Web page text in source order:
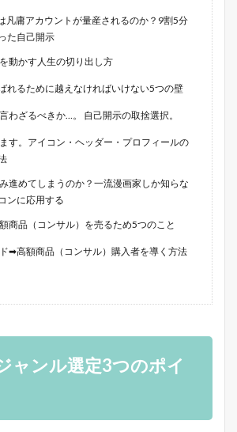
凡庸アカウントが量産されるのか？9割5分
た自己開示
動かす人生の切り出し方
れるために越えなければいけない5つの壁
わざるべきか…。 自己開示の取捨選択。
す。アイコン・ヘッダー・プロフィールの
進めてしまうのか？一流漫画家しか知らな
ンに応用する
商品（コンサル）を売るため5つのこと
➡高額商品（コンサル）購入者を導く方法
ャンル選定3つのポイ